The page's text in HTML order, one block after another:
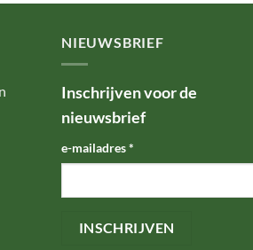
NIEUWSBRIEF
Inschrijven voor de
nieuwsbrief
e-mailadres*